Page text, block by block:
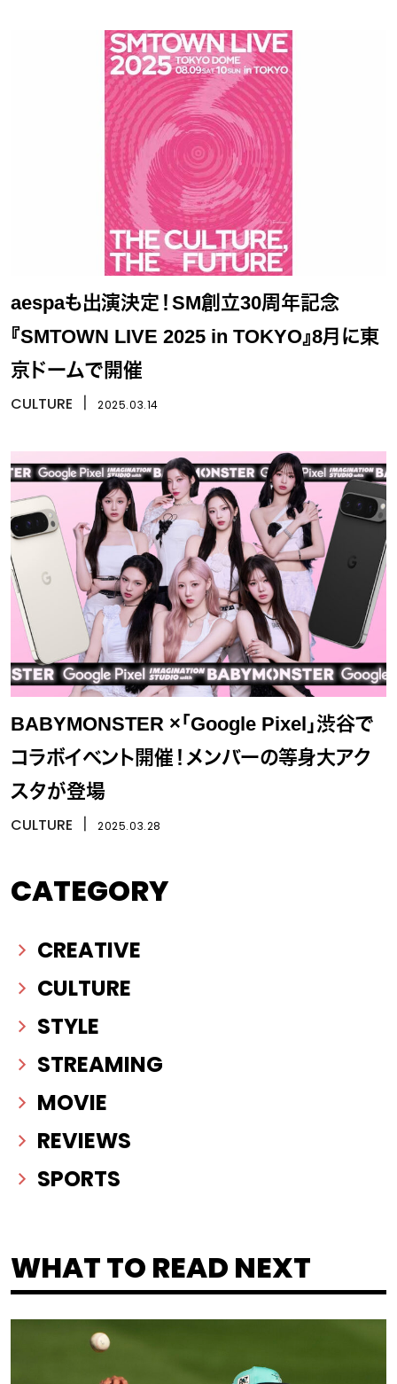
aespaも出演決定！SM創立30周年記念
『SMTOWN LIVE 2025 in TOKYO』8月に東
京ドームで開催
CULTURE 2025.03.14
BABYMONSTER ×「Google Pixel」渋谷で
コラボイベント開催！メンバーの等身大アク
スタが登場
CULTURE 2025.03.28
CATEGORY
CREATIVE
CULTURE
STYLE
STREAMING
MOVIE
REVIEWS
SPORTS
WHAT TO READ NEXT